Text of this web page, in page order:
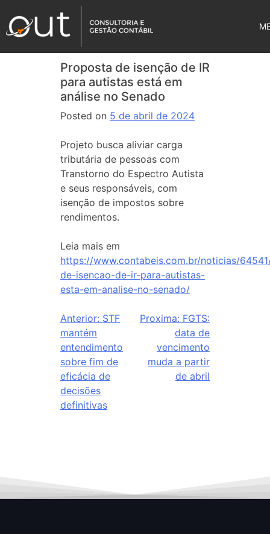
Proposta de isenção de IR
para autistas está em
análise no Senado
Posted on 5 de abril de 2024
Projeto busca aliviar carga
tributária de pessoas com
Transtorno do Espectro Autista
e seus responsáveis, com
isenção de impostos sobre
rendimentos.
Leia mais em
https://www.contabeis.com.br/noticias/
de-isencao-de-ir-para-autistas-
esta-em-analise-no-senado/
Anterior: STF
mantém
entendimento
sobre fim de
eficácia de
decisões
definitivas
Proxima: FGTS:
data de
vencimento
muda a partir
de abril